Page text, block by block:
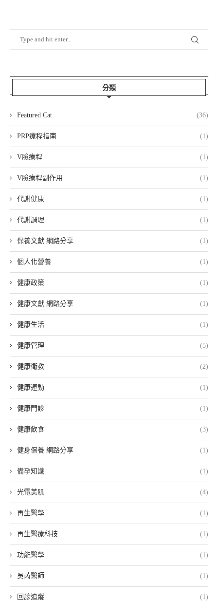
分類
Featured Cat (36)
PRP療程指南 (1)
V臉療程 (1)
V臉療程副作用 (1)
代謝健康 (1)
代謝調理 (1)
保養文獻 網路分享 (1)
個人化營養 (1)
健康政策 (1)
健康文獻 網路分享 (1)
健康生活 (1)
健康管理 (5)
健康衛教 (2)
健康運動 (1)
健康門診 (1)
健康飲食 (3)
健身保養 網路分享 (1)
備孕知識 (1)
光電美肌 (4)
再生醫學 (1)
再生醫療科技 (1)
功能醫學 (1)
吳芮醫師 (1)
回診追蹤 (1)